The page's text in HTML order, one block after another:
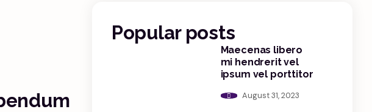
Popular posts
Maecenas libero
mi hendrerit vel
ipsum vel porttitor
August 31, 2023